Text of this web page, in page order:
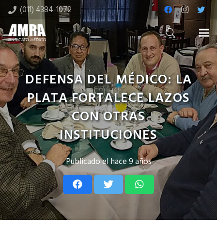
(011) 4384-1072
DEFENSA DEL MÉDICO: LA
PLATA FORTALECE LAZOS
CON OTRAS
INSTITUCIONES
Publicado elhace 9 años